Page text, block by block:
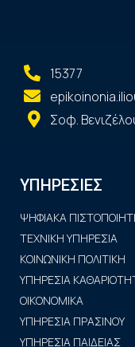
15377
Σοφ.
ΥΠΗΡΕΣΙΕΣ
ΨΗΦΙΑΚΑ
ΤΕΧΝΙΚΗ ΥΠΗΡΕΣΙΑ
ΚΟΙΝΩΝΙΚΗ ΠΟΛΙΤΙΚΗ
ΥΠΗΡΕΣΙΑ
ΟΙΚΟΝΟΜΙΚΑ
ΥΠΗΡΕΣΙΑ ΠΡΑΣΙΝΟΥ
ΥΠΗΡΕΣΙΑ ΠΑΙΔΕΙΑΣ